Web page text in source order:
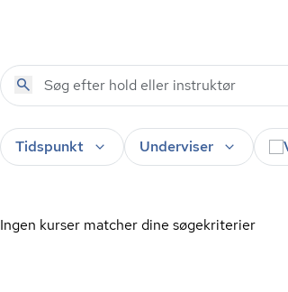
Tidspunkt Underviser
Ingen kurser matcher dine søgekriterier